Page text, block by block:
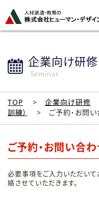
企業向け研修
Seminar
TOP 企業向け研修
訓練）
ご予約・お問
ご予約・お問い合
必要事項をご入力いただいて
絡させていただきます。
ジ
ト